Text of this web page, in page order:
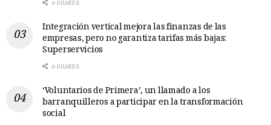
0 SHARES
Integración vertical mejora las finanzas de las
empresas, pero no garantiza tarifas más bajas:
Superservicios
0 SHARES
‘Voluntarios de Primera’, un llamado a los
barranquilleros a participar en la transformación
social